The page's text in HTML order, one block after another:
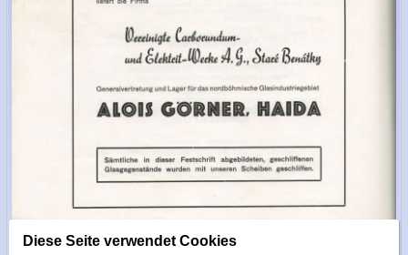
Diese Seite verwendet Cookies